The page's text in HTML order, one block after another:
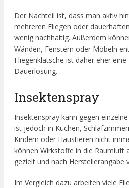
Der Nachteil ist, dass man aktiv
mehreren Fliegen oder
wenig nachhaltig. Außerdem
Wänden, Fenstern oder Möbeln
Fliegenklatsche ist daher eher
Dauerlösung.
Insektenspray
Insektenspray kann gegen
ist jedoch in Küchen,
Kindern oder Haustieren nicht
können Wirkstoffe in die Raumluft
gezielt und nach Herstellerangabe
Im Vergleich dazu arbeiten viele